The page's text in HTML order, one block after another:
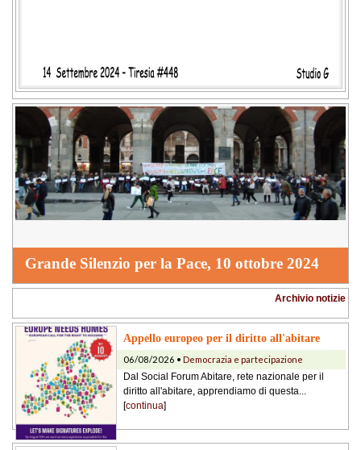
Grande Silenzio per la Pace, 10 ottobre 2024
Archivio notizie
Appello europeo per il diritto all'abitare
06/08/2026 • Democrazia e partecipazione
Dal Social Forum Abitare, rete nazionale per il
diritto all'abitare, apprendiamo di questa...
[continua]